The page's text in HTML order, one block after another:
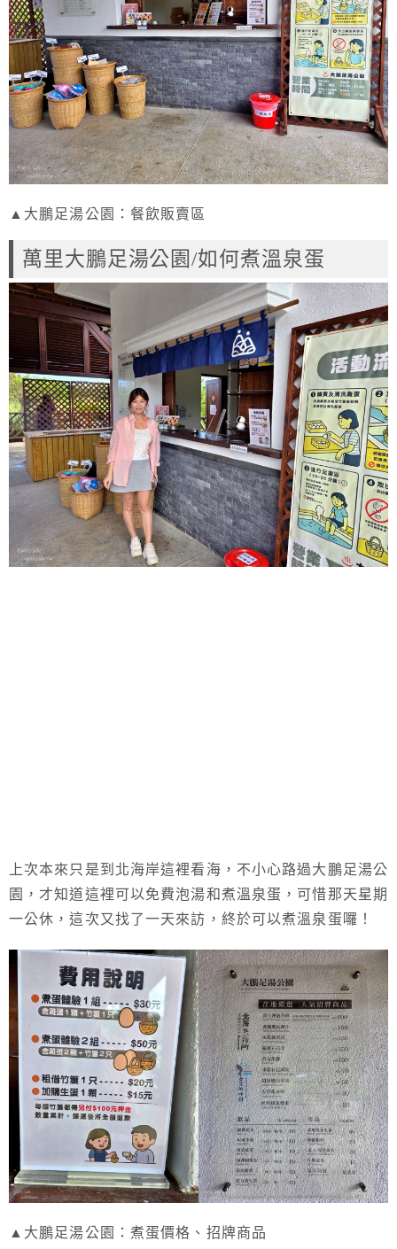
▲大鵬足湯公園：餐飲販賣區
萬里大鵬足湯公園/如何煮溫泉蛋
上次本來只是到北海岸這裡看海，不小心路過大鵬足湯公
園，才知道這裡可以免費泡湯和煮溫泉蛋，可惜那天星期
一公休，這次又找了一天來訪，終於可以煮溫泉蛋囉！
▲大鵬足湯公園：煮蛋價格、招牌商品